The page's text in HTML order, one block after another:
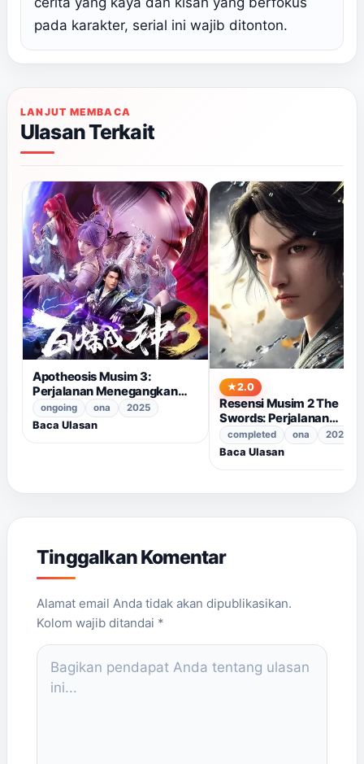
pada karakter, serial ini wajib ditonton.
LANJUT MEMBACA
Ulasan Terkait
Apotheosis Musim 3:
Perjalanan Menegangkan
Penuh Cinta dan Takdir
Menanti
ongoing ona 2025
Baca Ulasan
2.0
Resensi Musim 2 The
Swords: Perjalanan
Pertumbuhan dan
Petualangan
completed ona 2025
Baca Ulasan
Tinggalkan Komentar
Alamat email Anda tidak akan dipublikasikan.
Kolom wajib ditandai *
COMMENT